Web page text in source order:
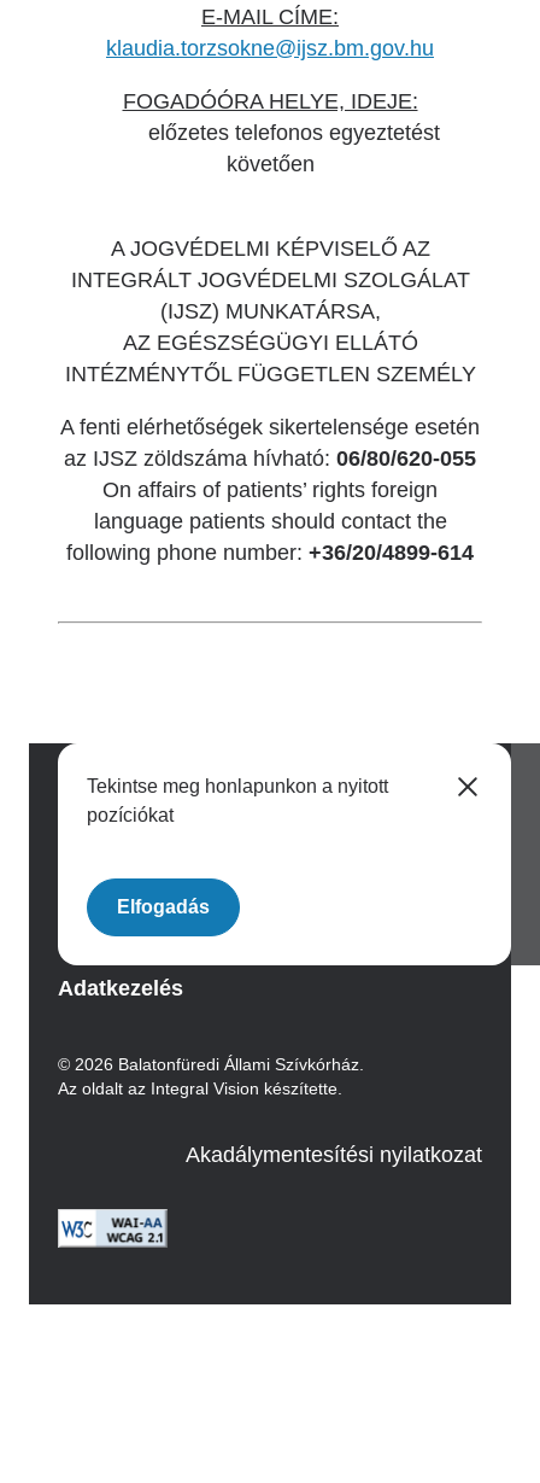
E-MAIL CÍME:
klaudia.torzsokne@ijsz.bm.gov.hu
FOGADÓÓRA HELYE, IDEJE:
előzetes telefonos egyeztetést
követően
A JOGVÉDELMI KÉPVISELŐ AZ
INTEGRÁLT JOGVÉDELMI SZOLGÁLAT
(IJSZ) MUNKATÁRSA,
AZ EGÉSZSÉGÜGYI ELLÁTÓ
INTÉZMÉNYTŐL FÜGGETLEN SZEMÉLY
A fenti elérhetőségek sikertelensége esetén
az IJSZ zöldszáma hívható: 06/80/620-055
On affairs of patients’ rights foreign
language patients should contact the
following phone number: +36/20/4899-614
Tekintse meg honlapunkon a nyitott
pozíciókat
Elfogadás
Archívum
Adatkezelés
© 2026 Balatonfüredi Állami Szívkórház.
Az oldalt az Integral Vision készítette.
Akadálymentesítési nyilatkozat
Image